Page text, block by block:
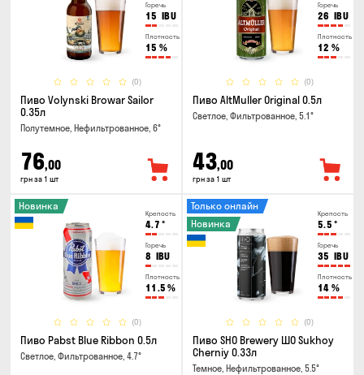
Горечь
15 IBU
Плотность
15 %
(0)
Пиво Volynski Browar Sailor
0.35л
Полутемное, Нефильтрованное, 6°
76,00
грн за 1 шт
Горечь
26 IBU
Плотность
12 %
(0)
Пиво AltMuller Original 0.5л
Светлое, Фильтрованное, 5.1°
43,00
грн за 1 шт
Крепость
4.7 °
Горечь
8 IBU
Плотность
11.5 %
(0)
Новинка
Пиво Pabst Blue Ribbon 0.5л
Светлое, Фильтрованное, 4.7°
Крепость
5.5 °
Горечь
35 IBU
Плотность
14 %
(0)
Только онлайн
Новинка
Пиво SHO Brewery ШО Sukhoy
Cherniy 0.33л
Темное, Нефильтрованное, 5.5°